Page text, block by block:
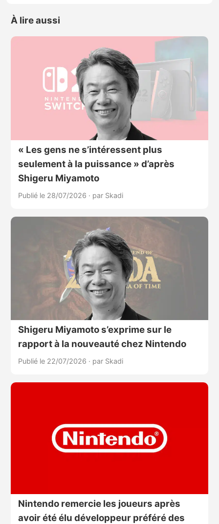
À lire aussi
« Les gens ne s’intéressent plus
seulement à la puissance » d’après
Shigeru Miyamoto
Publié le 28/07/2026 · par Skadi
Shigeru Miyamoto s’exprime sur le
rapport à la nouveauté chez Nintendo
Publié le 22/07/2026 · par Skadi
Nintendo remercie les joueurs après
avoir été élu développeur préféré des